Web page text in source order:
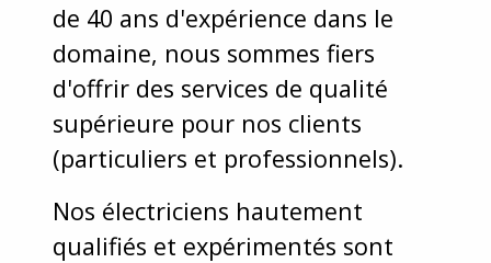
de 40 ans d'expérience dans le
domaine, nous sommes fiers
d'offrir des services de qualité
supérieure pour nos clients
(particuliers et professionnels).
Nos électriciens hautement
qualifiés et expérimentés sont